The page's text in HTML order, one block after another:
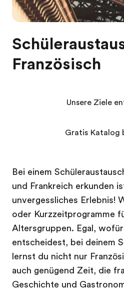
Französisch
Bei einem
und Frankreich erkunden
unvergessliches Erlebnis!
oder Kurzzeitprogramme
Altersgruppen. Egal,
entscheidest, bei deinem
lernst du nicht nur
auch genügend Zeit, die
Geschichte und
Unsere Ziele
Gratis Katalog